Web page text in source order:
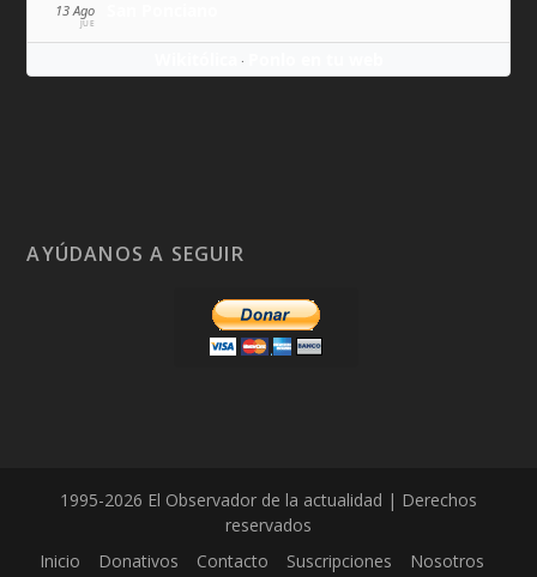
13 Ago
JUE
·
AYÚDANOS A SEGUIR
1995-2026 El Observador de la actualidad | Derechos
reservados
Inicio
Donativos Contacto Suscripciones
Nosotros